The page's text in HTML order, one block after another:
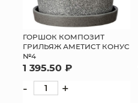
ГОРШОК КОМПОЗИТ
ГРИЛЬЯЖ АМЕТИСТ КОНУС
№4
1 395.50 ₽
- +